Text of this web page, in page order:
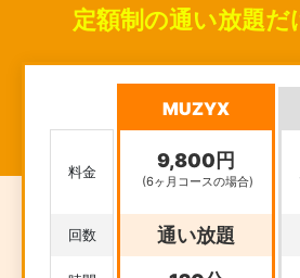
定額制の通い放題だ
MUZYX
料金
9,800円
(6ヶ月コースの場合)
回数 通い放題